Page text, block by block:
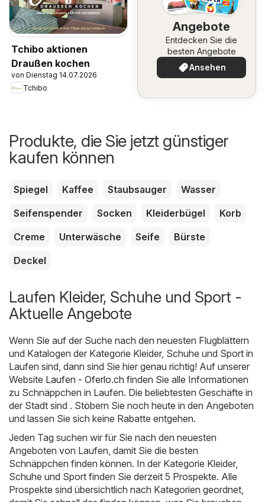
Tchibo aktionen
Draußen kochen
von Dienstag 14.07.2026
Tchibo
Angebote
Entdecken Sie die
besten Angebote
Ansehen
Produkte, die Sie jetzt günstiger
kaufen können
Spiegel Kaffee Staubsauger
Wasser
Seifenspender
Socken Kleiderbügel
Korb
Creme
Unterwäsche Seife
Bürste
Deckel
Laufen Kleider, Schuhe und Sport -
Aktuelle Angebote
Wenn Sie auf der Suche nach den neuesten Flugblättern
und Katalogen der Kategorie Kleider, Schuhe und Sport in
Laufen sind, dann sind Sie hier genau richtig! Auf unserer
Website Laufen - Oferlo.ch finden Sie alle Informationen
zu Schnäppchen in Laufen. Die beliebtesten Geschäfte in
der Stadt sind . Stöbern Sie noch heute in den Angeboten
und lassen Sie sich keine Rabatte entgehen.
Jeden Tag suchen wir für Sie nach den neuesten
Angeboten von Laufen, damit Sie die besten
Schnäppchen finden können. In der Kategorie Kleider,
Schuhe und Sport finden Sie derzeit 5 Prospekte. Alle
Prospekte sind übersichtlich nach Kategorien geordnet,